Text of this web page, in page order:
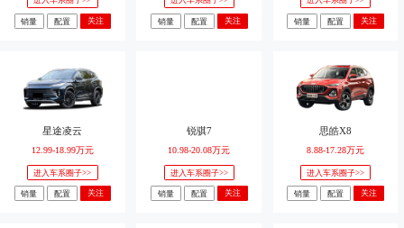
销量 配置 关注 销量 配置 关注 销量 配置 关注
星途凌云
12.99-18.99万元
进入车系圈子>>
销量 配置 关注
锐骐7
10.98-20.08万元
进入车系圈子>>
销量 配置 关注
思皓X8
8.88-17.28万元
进入车系圈子>>
销量 配置 关注